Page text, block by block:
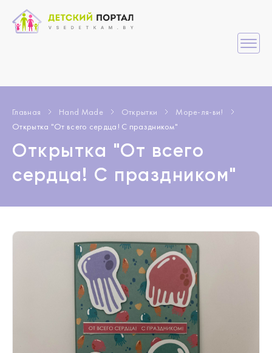
Главная Hand Made Открытки
Море-ля-ви!
Открытка "От всего сердца! С праздником"
Открытка "От всего
сердца! С праздником"